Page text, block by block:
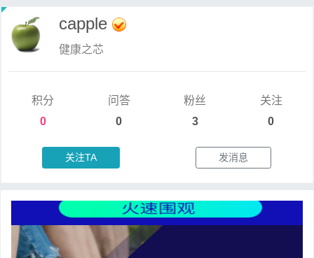
capple
健康之芯
积分
0
问答
0
粉丝
3
关注
0
关注TA 发消息